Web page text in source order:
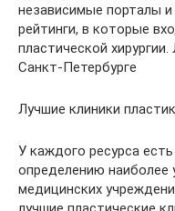
независимые порталы
рейтинги, в которые
пластической
Санкт-Петербурге
Лучшие клиники
У каждого ресурса
определению наиболее
медицинских